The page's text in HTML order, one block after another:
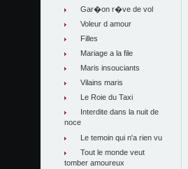
Gar�on r�ve de vol
Voleur d amour
Filles
Mariage a la file
Maris insouciants
Vilains maris
Le Roie du Taxi
Interdite dans la nuit de
noce
Le temoin qui n'a rien vu
Tout le monde veut
tomber amoureux